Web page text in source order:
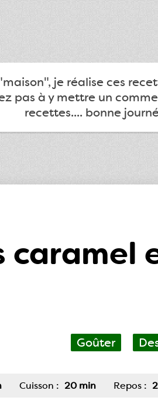
je réalise ces
pas à y mettre un
recettes.... bonne
caramel
Goûter
Cuisson : 20 min Repos :